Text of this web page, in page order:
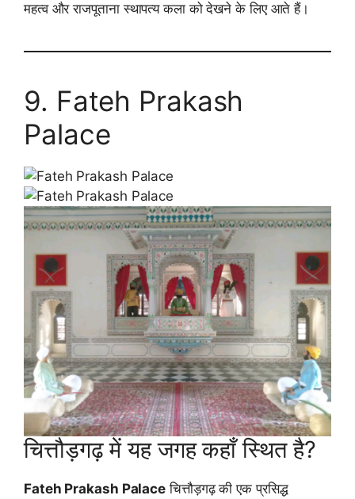
महत्व और राजपूताना स्थापत्य कला को देखने के लिए आते हैं।
9. Fateh Prakash
Palace
चित्तौड़गढ़ में यह जगह कहाँ स्थित है?
Fateh Prakash Palace चित्तौड़गढ़ की एक प्रसिद्ध